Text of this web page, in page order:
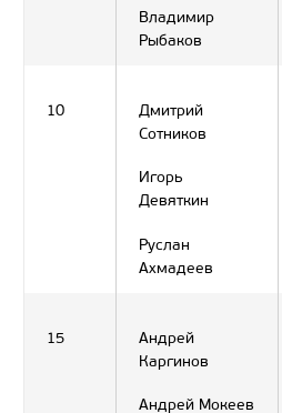
Владимир
Рыбаков
10
Дмитрий
Сотников
Игорь
Девяткин
Руслан
Ахмадеев
15
Андрей
Каргинов
Андрей Мокеев